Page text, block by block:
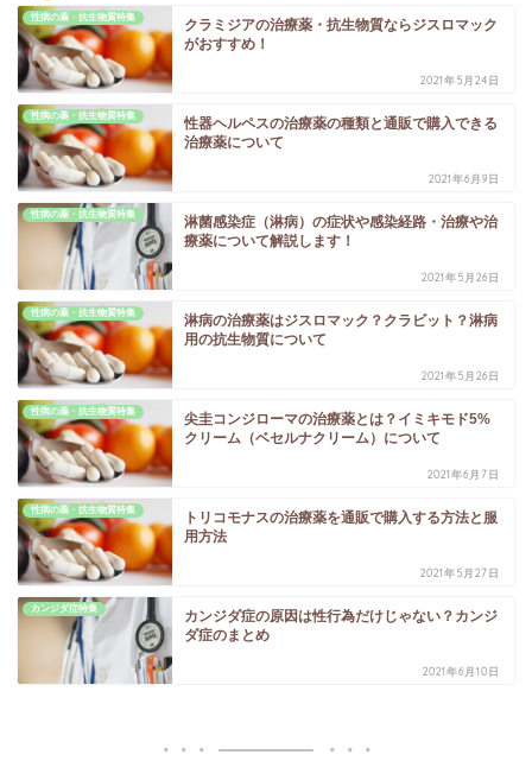
性病の薬・抗生物質特集
クラミジアの治療薬・抗生物質ならジスロマック
がおすすめ！
2021年5月24日
性病の薬・抗生物質特集
性器ヘルペスの治療薬の種類と通販で購入できる
治療薬について
2021年6月9日
性病の薬・抗生物質特集
淋菌感染症（淋病）の症状や感染経路・治療や治
療薬について解説します！
2021年5月26日
性病の薬・抗生物質特集
淋病の治療薬はジスロマック？クラビット？淋病
用の抗生物質について
2021年5月26日
性病の薬・抗生物質特集
尖圭コンジローマの治療薬とは？イミキモド5%
クリーム（ベセルナクリーム）について
2021年6月7日
性病の薬・抗生物質特集
トリコモナスの治療薬を通販で購入する方法と服
用方法
2021年5月27日
カンジダ症特集
カンジダ症の原因は性行為だけじゃない？カンジ
ダ症のまとめ
2021年6月10日